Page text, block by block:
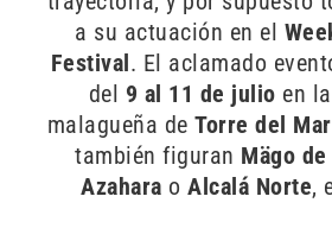
a su actuación en el
Festival. El aclamado
del 9 al 11 de julio en
malagueña deTorre del Mar
también figuran Mägo de
Azahara o Alcalá Norte,